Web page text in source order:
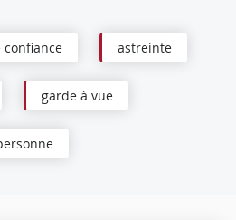
confiance astreinte
garde à vue